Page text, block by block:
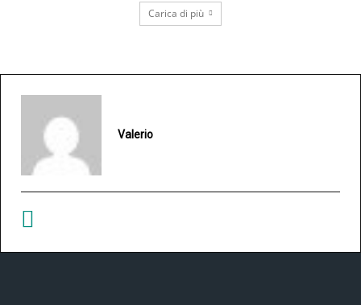
Carica di più
Valerio